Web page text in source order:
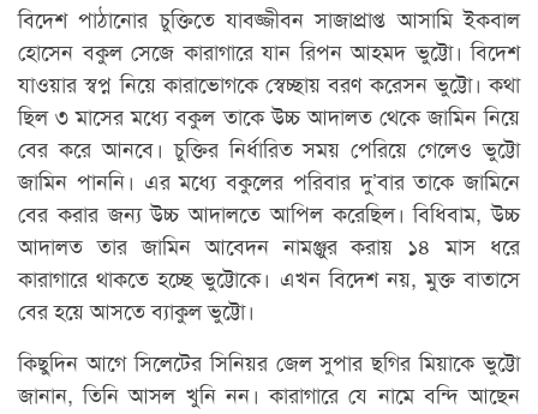
বিদেশ পাঠানোর চুক্তিতে যাবজ্জীবন সাজাপ্রাপ্ত আসামি ইকবাল
হোসেন বকুল সেজে কারাগারে যান রিপন আহমদ ভুট্টো। বিদেশ
যাওয়ার স্বপ্ন নিয়ে কারাভোগকে স্বেচ্ছায় বরণ করেসন ভুট্টো। কথা
ছিল ৩ মাসের মধ্যে বকুল তাকে উচ্চ আদালত থেকে জামিন নিয়ে
বের করে আনবে। চুক্তির নির্ধারিত সময় পেরিয়ে গেলেও ভুট্টো
জামিন পাননি। এর মধ্যে বকুলের পরিবার দু’বার তাকে জামিনে
বের করার জন্য উচ্চ আদালতে আপিল করেছিল। বিধিবাম, উচ্চ
আদালত তার জামিন আবেদন নামঞ্জুর করায় ১৪ মাস ধরে
কারাগারে থাকতে হচ্ছে ভুট্টোকে। এখন বিদেশ নয়, মুক্ত বাতাসে
বের হয়ে আসতে ব্যাকুল ভুট্টো।
কিছুদিন আগে সিলেটের সিনিয়র জেল সুপার ছগির মিয়াকে ভুট্টো
জানান, তিনি আসল খুনি নন। কারাগারে যে নামে বন্দি আছেন